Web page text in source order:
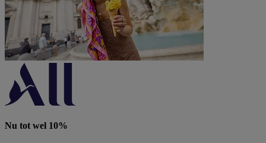
Nu tot wel 10%